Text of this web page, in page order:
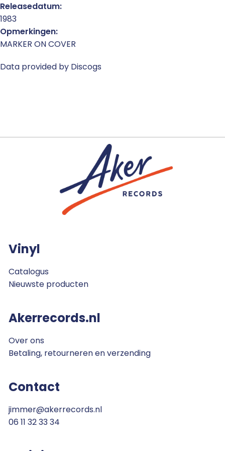
Releasedatum:
1983
Opmerkingen:
MARKER ON COVER
Data provided by Discogs
Vinyl
Catalogus
Nieuwste producten
Akerrecords.nl
Over ons
Betaling, retourneren en verzending
Contact
jimmer@akerrecords.nl
06 11 32 33 34